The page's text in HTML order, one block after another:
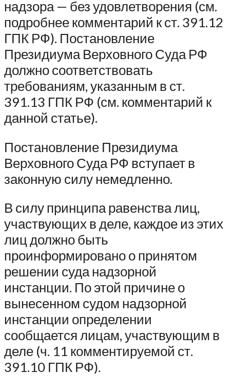
надзора — без удовлетворения (см.
подробнее комментарий к ст. 391.12
ГПК РФ). Постановление
Президиума Верховного Суда РФ
должно соответствовать
требованиям, указанным в ст.
391.13 ГПК РФ (см. комментарий к
данной статье).
Постановление Президиума
Верховного Суда РФ вступает в
законную силу немедленно.
В силу принципа равенства лиц,
участвующих в деле, каждое из этих
лиц должно быть
проинформировано о принятом
решении суда надзорной
инстанции. По этой причине о
вынесенном судом надзорной
инстанции определении
сообщается лицам, участвующим в
деле (ч. 11 комментируемой ст.
391.10 ГПК РФ).